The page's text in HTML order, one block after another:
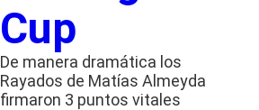
Cup
De manera dramática los
Rayados de Matías Almeyda
firmaron 3 puntos vitales